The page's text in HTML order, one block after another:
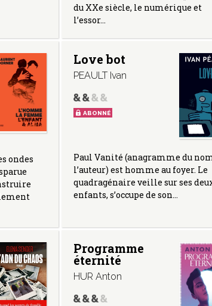
du XXe siècle, le numérique et
l’essor…
ondes
Love bot
PEAULT Ivan
ABONNÉ
Paul Vanité (anagramme du
l’auteur) est homme au foyer. Le
quadragénaire veille sur ses
enfants, s’occupe de son…
Programme
éternité
HUR Anton